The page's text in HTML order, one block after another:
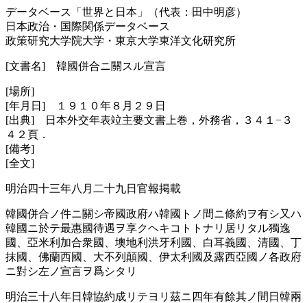
データベース「世界と日本」（代表：田中明彦）
日本政治・国際関係データベース
政策研究大学院大学・東京大学東洋文化研究所
[文書名] 韓國併合ニ關スル宣言
[場所]
[年月日] １９１０年８月２９日
[出典] 日本外交年表竝主要文書上巻，外務省，３４１−３
４２頁．
[備考]
[全文]
明治四十三年八月二十九日官報掲載
韓國併合ノ件ニ關シ帝國政府ハ韓國トノ間ニ條約ヲ有シ又ハ
韓國ニ於テ最惠國待遇ヲ享クヘキコトトナリ居リタル獨逸
國、亞米利加合衆國、墺地利洪牙利國、白耳義國、清國、丁
抹國、佛蘭西國、大不列顛國、伊太利國及露西亞國ノ各政府
ニ對シ左ノ宣言ヲ爲シタリ
明治三十八年日韓協約成リテヨリ茲ニ四年有餘其ノ間日韓兩